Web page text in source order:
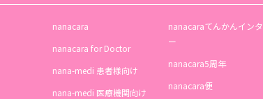
nanacara
nanacara for Doctor
nana-medi 患者様向け
nana-medi 医療機関向け
nanacaraてんかんイン
ー
nanacara5周年
nanacara便